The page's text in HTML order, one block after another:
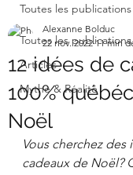
Toutes les publications
Articles
Mythe & Réalité
Toutes les publications
12 idées de
100%
Noël
Alexanne Bolduc
22 nov. 2022 11 min
Vous cherchez des
cadeaux de Noël?